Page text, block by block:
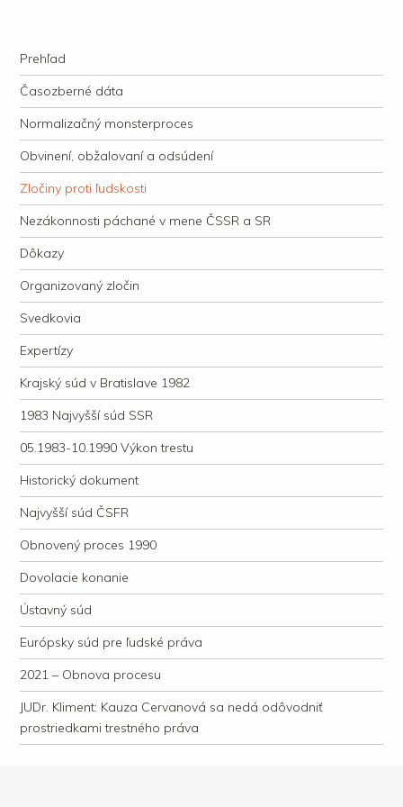
justície
Navigation
Skip to content
Prehľad
Časozberné dáta
Normalizačný monsterproces
Obvinení, obžalovaní a odsúdení
Zločiny proti ľudskosti
Nezákonnosti páchané v mene ČSSR a SR
Dôkazy
Organizovaný zločin
Svedkovia
Expertízy
Krajský súd v Bratislave 1982
1983 Najvyšší súd SSR
05.1983-10.1990 Výkon trestu
Historický dokument
Najvyšší súd ČSFR
Obnovený proces 1990
Dovolacie konanie
Ústavný súd
Európsky súd pre ľudské práva
2021 – Obnova procesu
JUDr. Kliment: Kauza Cervanová sa nedá odôvodniť
prostriedkami trestného práva